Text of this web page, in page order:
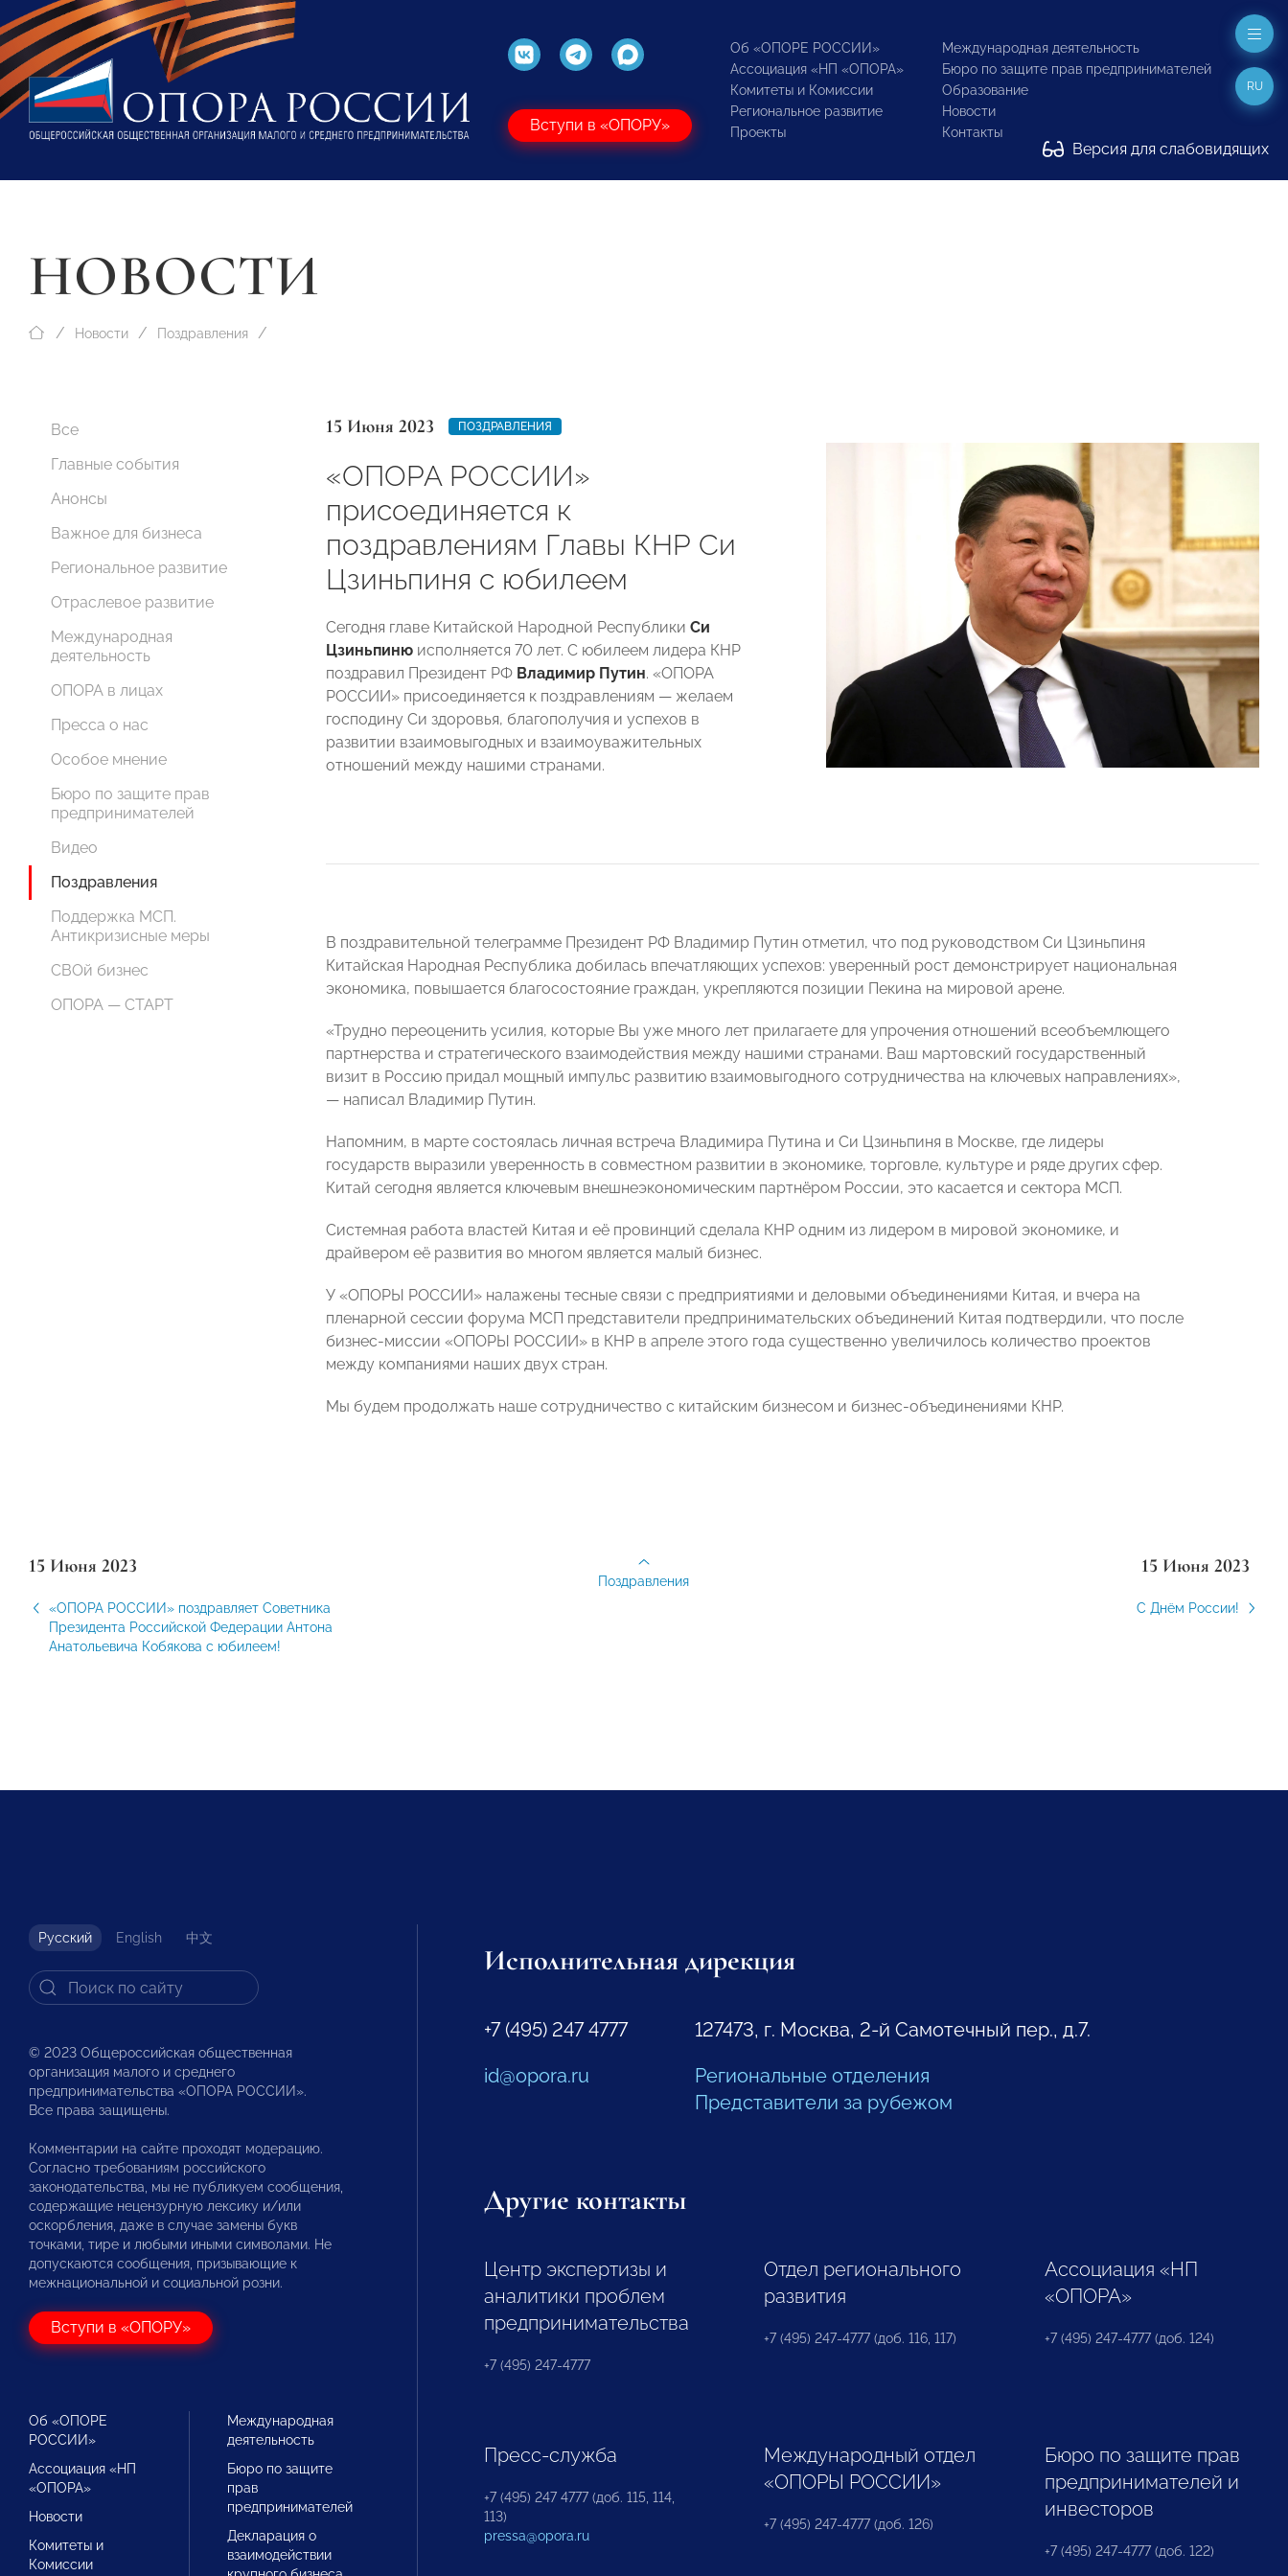
Вступи в «ОПОРУ»
Об «ОПОРЕ РОССИИ»
Ассоциация «НП «ОПОРА»
Комитеты и Комиссии
Региональное развитие
Проекты
Международная деятельность
Бюро по защите прав предпринимателей
Образование
Новости
Контакты
Версия для слабовидящих
RU
НОВОСТИ
Новости Поздравления
Все
Главные события
Анонсы
Важное для бизнеса
Региональное развитие
Отраслевое развитие
Международная
деятельность
ОПОРА в лицах
Пресса о нас
Особое мнение
Бюро по защите прав
предпринимателей
Видео
Поздравления
Поддержка МСП.
Антикризисные меры
СВОй бизнес
ОПОРА — СТАРТ
15 Июня 2023 ПОЗДРАВЛЕНИЯ
«ОПОРА РОССИИ»
присоединяется к
поздравлениям Главы КНР Си
Цзиньпиня с юбилеем
Сегодня главе Китайской Народной Республики Си
Цзиньпиню исполняется 70 лет. С юбилеем лидера КНР
поздравил Президент РФ Владимир Путин. «ОПОРА
РОССИИ» присоединяется к поздравлениям — желаем
господину Си здоровья, благополучия и успехов в
развитии взаимовыгодных и взаимоуважительных
отношений между нашими странами.
В поздравительной телеграмме Президент РФ Владимир Путин отметил, что под руководством Си Цзиньпиня
Китайская Народная Республика добилась впечатляющих успехов: уверенный рост демонстрирует национальная
экономика, повышается благосостояние граждан, укрепляются позиции Пекина на мировой арене.
«Трудно переоценить усилия, которые Вы уже много лет прилагаете для упрочения отношений всеобъемлющего
партнерства и стратегического взаимодействия между нашими странами. Ваш мартовский государственный
визит в Россию придал мощный импульс развитию взаимовыгодного сотрудничества на ключевых направлениях»,
— написал Владимир Путин.
Напомним, в марте состоялась личная встреча Владимира Путина и Си Цзиньпиня в Москве, где лидеры
государств выразили уверенность в совместном развитии в экономике, торговле, культуре и ряде других сфер.
Китай сегодня является ключевым внешнеэкономическим партнёром России, это касается и сектора МСП.
Системная работа властей Китая и её провинций сделала КНР одним из лидером в мировой экономике, и
драйвером её развития во многом является малый бизнес.
У «ОПОРЫ РОССИИ» налажены тесные связи с предприятиями и деловыми объединениями Китая, и вчера на
пленарной сессии форума МСП представители предпринимательских объединений Китая подтвердили, что после
бизнес-миссии «ОПОРЫ РОССИИ» в КНР в апреле этого года существенно увеличилось количество проектов
между компаниями наших двух стран.
Мы будем продолжать наше сотрудничество с китайским бизнесом и бизнес-объединениями КНР.
15 Июня 2023
«ОПОРА РОССИИ» поздравляет Советника
Президента Российской Федерации Антона
Анатольевича Кобякова с юбилеем!
15 Июня 2023
С Днём России!
Поздравления
Русский English 中文
© 2023 Общероссийская общественная
организация малого и среднего
предпринимательства «ОПОРА РОССИИ».
Все права защищены.
Комментарии на сайте проходят модерацию.
Согласно требованиям российского
законодательства, мы не публикуем сообщения,
содержащие нецензурную лексику и/или
оскорбления, даже в случае замены букв
точками, тире и любыми иными символами. Не
допускаются сообщения, призывающие к
межнациональной и социальной розни.
Вступи в «ОПОРУ»
Об «ОПОРЕ
РОССИИ»
Ассоциация «НП
«ОПОРА»
Новости
Комитеты и
Комиссии
Международная
деятельность
Бюро по защите
прав
предпринимателей
Декларация о
взаимодействии
Исполнительная дирекция
+7 (495) 247 4777
id@opora.ru
127473, г. Москва, 2-й Самотечный пер., д.7.
Региональные отделения
Представители за рубежом
Другие контакты
Центр экспертизы и
аналитики проблем
предпринимательства
+7 (495) 247-4777
Отдел регионального
развития
+7 (495) 247-4777 (доб. 116, 117)
Ассоциация «НП
«ОПОРА»
+7 (495) 247-4777 (доб. 124)
Пресс-служба
+7 (495) 247 4777 (доб. 115, 114,
113)
pressa@opora.ru
Международный отдел
«ОПОРЫ РОССИИ»
+7 (495) 247-4777 (доб. 126)
Бюро по защите прав
предпринимателей и
инвесторов
+7 (495) 247-4777 (доб. 122)